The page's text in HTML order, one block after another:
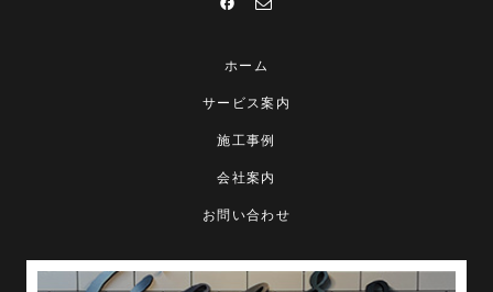
ホーム
サービス案内
施工事例
会社案内
お問い合わせ